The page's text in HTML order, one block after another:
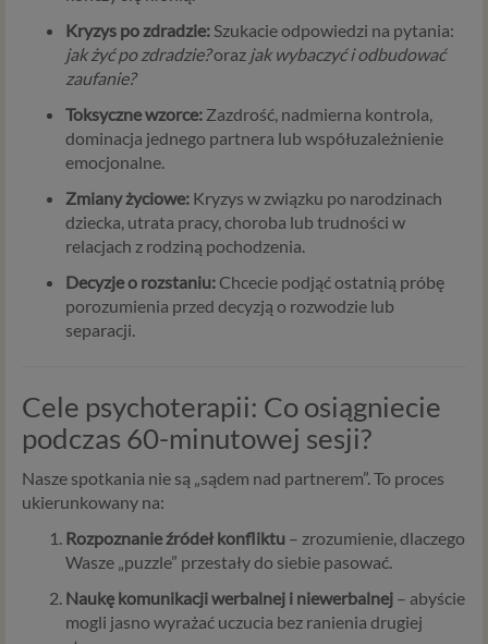
Kryzys po zdradzie:Szukacie odpowiedzi na pytania:
jak żyć po zdradzie?oraz jak wybaczyć i odbudować
zaufanie?
Toksyczne wzorce: Zazdrość, nadmierna kontrola,
dominacja jednego partnera lub współuzależnienie
emocjonalne.
Zmiany życiowe: Kryzys w związku po narodzinach
dziecka, utrata pracy, choroba lub trudności w
relacjach z rodziną pochodzenia.
Decyzje o rozstaniu: Chcecie podjąć ostatnią próbę
porozumienia przed decyzją o rozwodzie lub
separacji.
Cele psychoterapii: Co osiągniecie
podczas 60-minutowej sesji?
Nasze spotkania nie są „sądem nad partnerem”. To proces
ukierunkowany na:
Rozpoznanie źródeł konfliktu – zrozumienie, dlaczego
Wasze „puzzle” przestały do siebie pasować.
Naukę komunikacji werbalnej i niewerbalnej – abyście
mogli jasno wyrażać uczucia bez ranienia drugiej